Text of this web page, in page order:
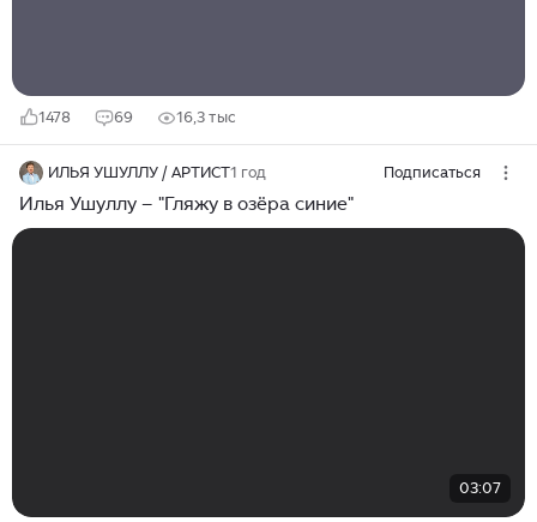
1478 69 16,3 тыс
ИЛЬЯ УШУЛЛУ / АРТИСТ1 год Подписаться
Илья Ушуллу – "Гляжу в озёра синие"
03:07